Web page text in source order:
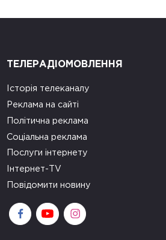
ТЕЛЕРАДІОМОВЛЕННЯ
Історія телеканалу
Реклама на сайті
Політична реклама
Соціальна реклама
Послуги інтернету
Інтернет-TV
Повідомити новину